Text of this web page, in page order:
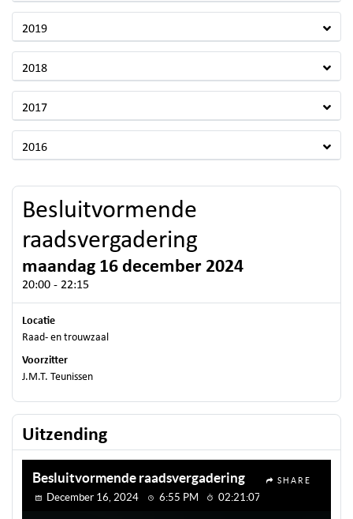
2019
2018
2017
2016
Besluitvormende
raadsvergadering
maandag 16 december 2024
20:00 - 22:15
Locatie
Raad- en trouwzaal
Voorzitter
J.M.T. Teunissen
Uitzending